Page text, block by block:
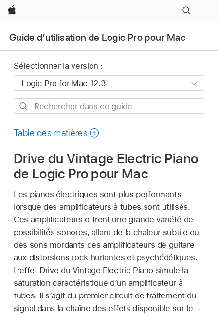
Apple
Guide d’utilisation de Logic Pro pour Mac
Sélectionner la version :
Rechercher
ce
Table des matières
Drive du Vintage Electric Piano
de Logic Pro pour Mac
Les pianos électriques sont plus performants
lorsque des amplificateurs à tubes sont utilisés.
Ces amplificateurs offrent une grande variété de
possibilités sonores, allant de la chaleur subtile ou
des sons mordants des amplificateurs de guitare
aux distorsions rock hurlantes et psychédéliques.
L’effet Drive du Vintage Electric Piano simule la
saturation caractéristique d’un amplificateur à
tubes. Il s’agit du premier circuit de traitement du
signal dans la chaîne des effets disponible sur le